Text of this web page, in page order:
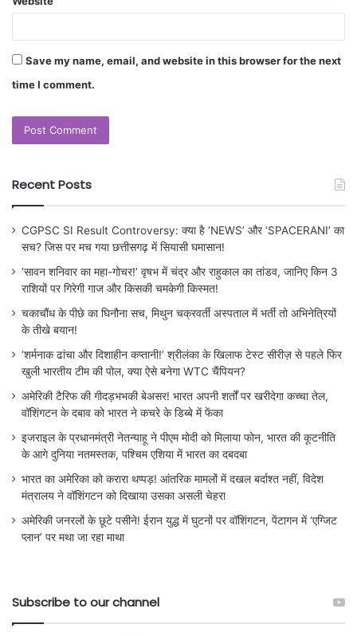
Save my name, email, and website in this browser for the next
time I comment.
Recent Posts
CGPSC SI Result Controversy: क्या है ‘NEWS’ और ‘SPACERANI’ का
सच? जिस पर मच गया छत्तीसगढ़ में सियासी घमासान!
‘सावन शनिवार का महा-गोचर!’ वृषभ में चंद्र और राहुकाल का तांडव, जानिए किन 3
राशियों पर गिरेगी गाज और किसकी चमकेगी किस्मत!
चकाचौंध के पीछे का घिनौना सच, मिथुन चक्रवर्ती अस्पताल में भर्ती तो अभिनेत्रियों
के तीखे बयान!
‘शर्मनाक ढांचा और दिशाहीन कप्तानी!’ श्रीलंका के खिलाफ टेस्ट सीरीज़ से पहले फिर
खुली भारतीय टीम की पोल, क्या ऐसे बनेगा WTC चैंपियन?
अमेरिकी टैरिफ की गीदड़भभकी बेअसर! भारत अपनी शर्तों पर खरीदेगा कच्चा तेल,
वॉशिंगटन के दबाव को भारत ने कचरे के डिब्बे में फेंका
इजराइल के प्रधानमंत्री नेतन्याहू ने पीएम मोदी को मिलाया फोन, भारत की कूटनीति
के आगे दुनिया नतमस्तक, पश्चिम एशिया में भारत का दबदबा
भारत का अमेरिका को करारा थप्पड़! आंतरिक मामलों में दखल बर्दाश्त नहीं, विदेश
मंत्रालय ने वॉशिंगटन को दिखाया उसका असली चेहरा
अमेरिकी जनरलों के छूटे पसीने! ईरान युद्ध में घुटनों पर वॉशिंगटन, पेंटागन में ‘एग्जिट
प्लान’ पर मथा जा रहा माथा
Subscribe to our channel